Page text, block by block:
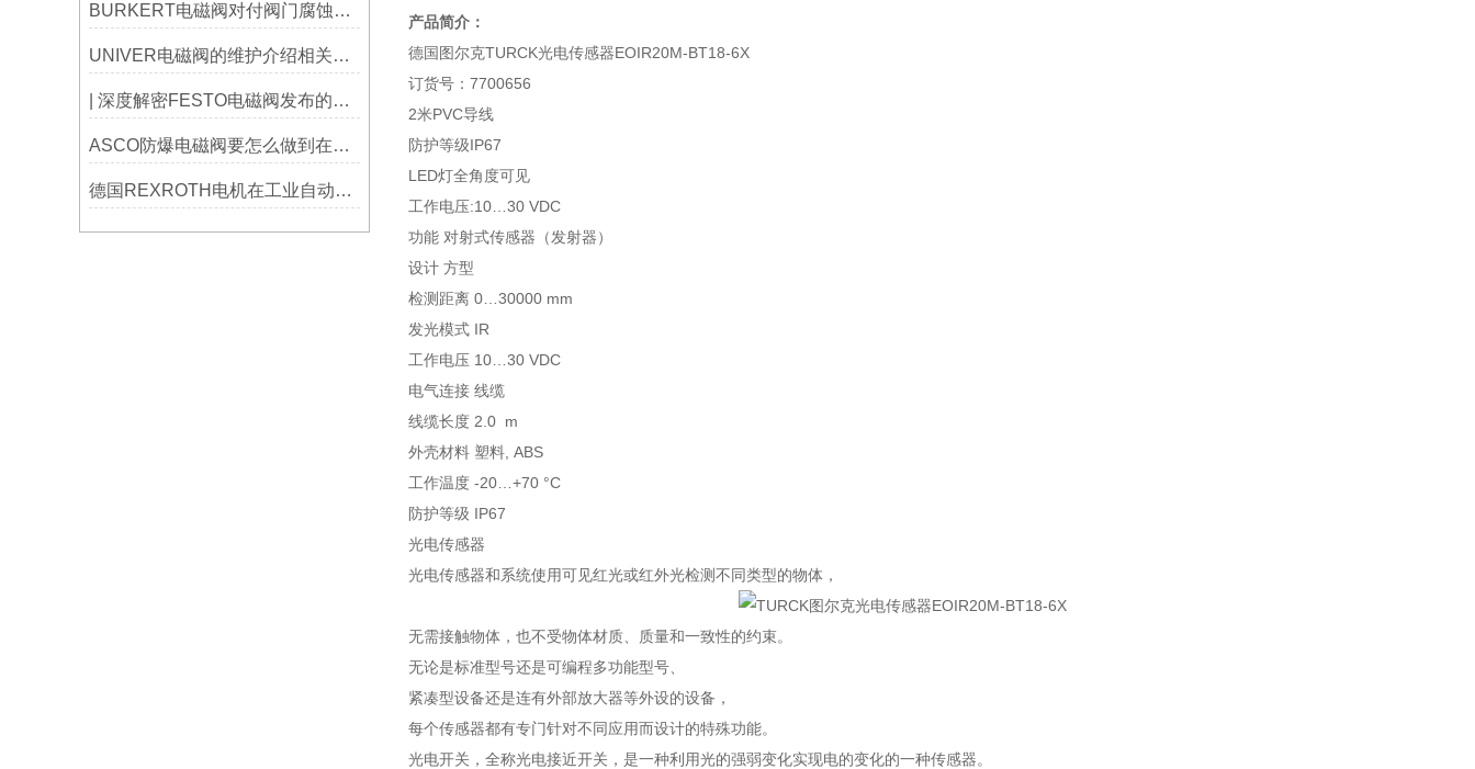
BURKERT电磁阀对付阀门腐蚀问题，记住这九大防腐小妙招！
UNIVER电磁阀的维护介绍相关情况
| 深度解密FESTO电磁阀发布的三款仿生机器人
ASCO防爆电磁阀要怎么做到在低温环境下运行？
德国REXROTH电机在工业自动化中的应用与优势有哪些？
产品简介：
德国图尔克TURCK光电传感器EOIR20M-BT18-6X
订货号：7700656
2米PVC导线
防护等级IP67
LED灯全角度可见
工作电压:10…30 VDC
功能 对射式传感器（发射器）
设计 方型
检测距离 0…30000 mm
发光模式 IR
工作电压 10…30 VDC
电气连接 线缆
线缆长度 2.0 m
外壳材料 塑料, ABS
工作温度 -20…+70 °C
防护等级 IP67
光电传感器
光电传感器和系统使用可见红光或红外光检测不同类型的物体，
无需接触物体，也不受物体材质、质量和一致性的约束。
无论是标准型号还是可编程多功能型号、
紧凑型设备还是连有外部放大器等外设的设备，
每个传感器都有专门针对不同应用而设计的特殊功能。
光电开关，全称光电接近开关，是一种利用光的强弱变化实现电的变化的一种传感器。